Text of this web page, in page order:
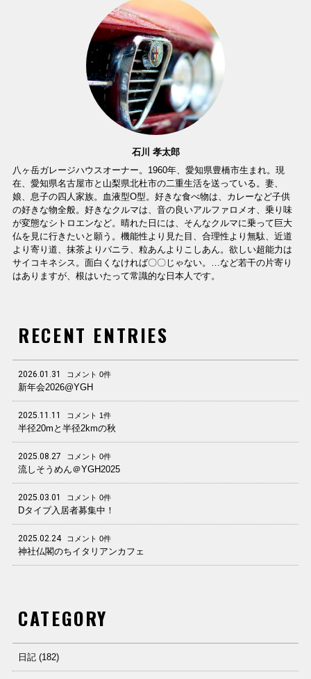
石川 孝太郎
八ヶ岳ガレージハウスオーナー。1960年、愛知県豊橋市生まれ。現
在、愛知県名古屋市と山梨県北杜市の二重生活を送っている。妻、
娘、息子の四人家族。血液型O型。好きな食べ物は、カレーなど子供
の好きな物全般。好きなクルマは、音の良いアルファロメオ、乗り味
が変態なシトロエンなど。晴れた日には、そんなクルマに乗って巨大
仏を見に行きたいと願う。機能性より見た目、合理性より無駄、近道
より寄り道、抹茶よりバニラ、粒あんよりこしあん。欲しい超能力は
サイコキネシス。面白くなければ〇〇じゃない。…など若干の片寄り
はありますが、根はいたって常識的な日本人です。
RECENT ENTRIES
2026.01.31 コメント 0件
新年会2026@YGH
2025.11.11 コメント 1件
半径20mと半径2kmの秋
2025.08.27 コメント 0件
流しそうめん＠YGH2025
2025.03.01 コメント 0件
Dタイプ入居者募集中！
2025.02.24 コメント 0件
神社仏閣のちイタリアンカフェ
CATEGORY
日記 (182)